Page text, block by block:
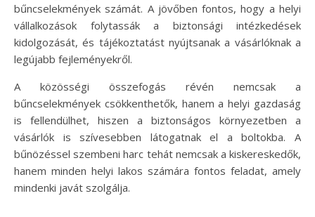
bűncselekmények számát. A jövőben fontos, hogy a helyi
vállalkozások folytassák a biztonsági intézkedések
kidolgozását, és tájékoztatást nyújtsanak a vásárlóknak a
legújabb fejleményekről.
A közösségi összefogás révén nemcsak a
bűncselekmények csökkenthetők, hanem a helyi gazdaság
is fellendülhet, hiszen a biztonságos környezetben a
vásárlók is szívesebben látogatnak el a boltokba. A
bűnözéssel szembeni harc tehát nemcsak a kiskereskedők,
hanem minden helyi lakos számára fontos feladat, amely
mindenki javát szolgálja.